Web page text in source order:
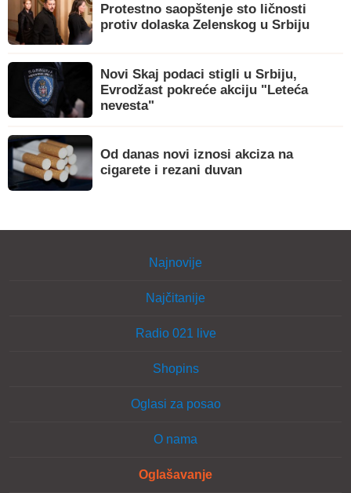
Protestno saopštenje sto ličnosti
protiv dolaska Zelenskog u Srbiju
Novi Skaj podaci stigli u Srbiju,
Evrodžast pokreće akciju "Leteća
nevesta"
Od danas novi iznosi akciza na
cigarete i rezani duvan
Najnovije
Najčitanije
Radio 021 live
Shopins
Oglasi za posao
O nama
Oglašavanje